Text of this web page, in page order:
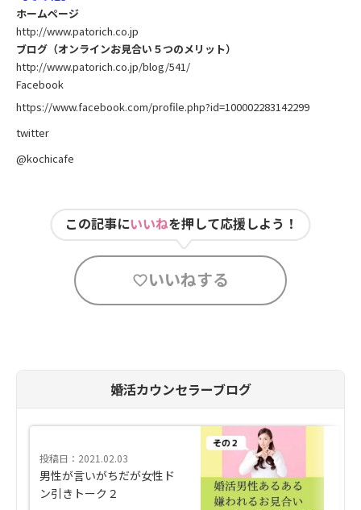
ホームページ
http://www.patorich.co.jp
ブログ（オンラインお見合い５つのメリット）
http://www.patorich.co.jp/blog/541/
Facebook
https://www.facebook.com/profile.php?id=100002283142299
twitter
@kochicafe
この記事にいいねを押して応援しよう！
いいねする
婚活カウンセラーブログ
投稿日：2021.02.03
男性が言いがちだが女性ド
ン引きトーク２